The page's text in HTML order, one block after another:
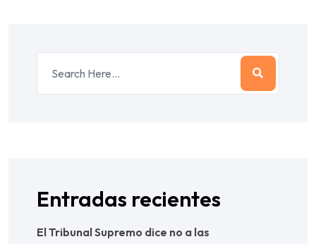
Entradas recientes
El Tribunal Supremo dice no a las